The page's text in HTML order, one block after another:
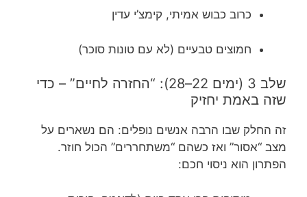
כרוב כבוש אמיתי, קימצ’י עדין
חמוצים טבעיים (לא עם טונות סוכר)
שלב 3 (ימים 22–28): “החזרה לחיים” – כדי
שזה באמת יחזיק
זה החלק שבו הרבה אנשים נופלים: הם נשארים על
מצב “אסור” ואז כשהם “משתחררים” הכול חוזר.
הפתרון הוא ניסוי חכם: